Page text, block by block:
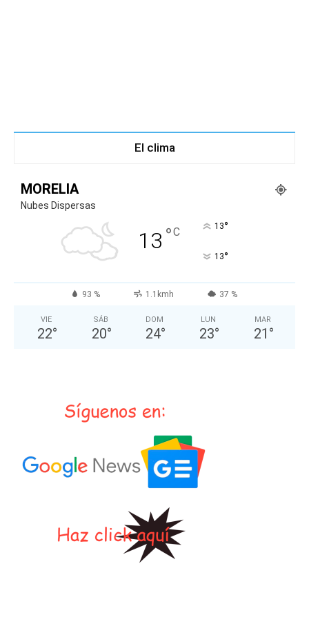
El clima
MORELIA
Nubes Dispersas
13 °C 13°
13°
93 % 1.1kmh 37 %
VIE
22°
SÁB
20°
DOM
24°
LUN
23°
MAR
21 °